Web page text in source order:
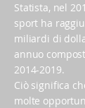
Statista, nel
sport ha
miliardi di
annuo
2014-2019.
Ciò significa
molte